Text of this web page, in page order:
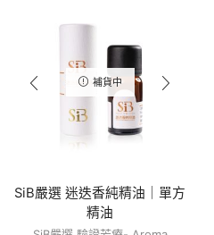
補貨中
SiB嚴選 迷迭香純精油｜單方
精油